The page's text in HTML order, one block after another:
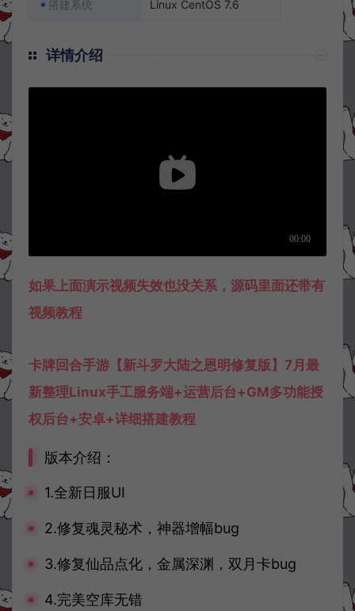
搭建系统 Linux CentOS 7.6
详情介绍
如果上面演示视频失效也没关系，源码里面还带有
视频教程
卡牌回合手游【新斗罗大陆之恩明修复版】7月最
新整理Linux手工服务端+运营后台+GM多功能授
权后台+安卓+详细搭建教程
版本介绍：
1.全新日服UI
2.修复魂灵秘术，神器增幅bug
3.修复仙品点化，金属深渊，双月卡bug
4.完美空库无错